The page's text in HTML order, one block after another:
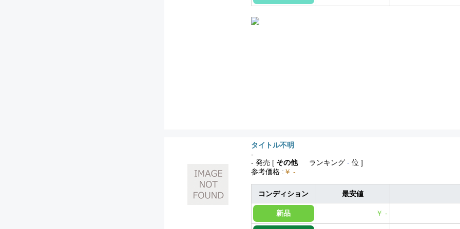
タイトル不明
-
- 発売 [ その他 ランキング - 位 ]
参考価格 : ￥ -
コンディション 最安値
新品 ￥ -